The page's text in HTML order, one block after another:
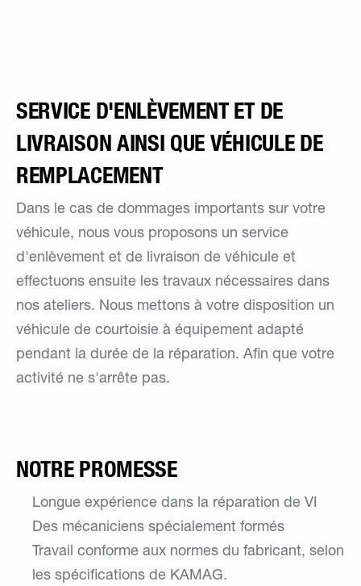
SERVICE D'ENLÈVEMENT ET DE
LIVRAISON AINSI QUE VÉHICULE DE
REMPLACEMENT
Dans le cas de dommages importants sur votre
véhicule, nous vous proposons un service
d'enlèvement et de livraison de véhicule et
effectuons ensuite les travaux nécessaires dans
nos ateliers. Nous mettons à votre disposition un
véhicule de courtoisie à équipement adapté
pendant la durée de la réparation. Afin que votre
activité ne s'arrête pas.
NOTRE PROMESSE
Longue expérience dans la réparation de VI
Des mécaniciens spécialement formés
Travail conforme aux normes du fabricant, selon
les spécifications de KAMAG.